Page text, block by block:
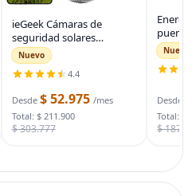
ieGeek Cámaras de
seguridad solares
inalámbricas para
exteriores, cámara WiFi 2K
para sistema de
seguridad del hogar,
cámara de vigilancia
Nuevo
4.4
Desde $ 52.975 /mes
Total: $ 211.900
$ 303.777
puente
auto,
para
bolsa
Nuevo
Desde
Total: $
$